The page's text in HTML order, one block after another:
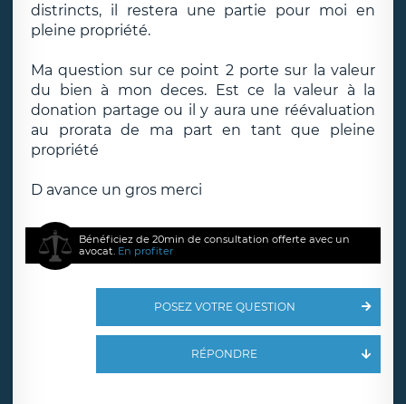
distrincts, il restera une partie pour moi en
pleine propriété.
Ma question sur ce point 2 porte sur la valeur
du bien à mon deces. Est ce la valeur à la
donation partage ou il y aura une réévaluation
au prorata de ma part en tant que pleine
propriété
D avance un gros merci
Bénéficiez de 20min de consultation offerte avec un
avocat. En profiter
POSEZ VOTRE QUESTION
RÉPONDRE